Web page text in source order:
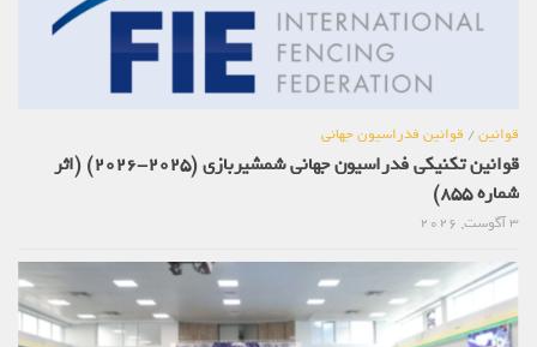
قوانین/ قوانین فدراسیون جهانی
قوانین تکنیکی فدراسیون جهانی شمشیربازی (2025-2026) (اثر
شماره 855)
3 آگوست, 2026